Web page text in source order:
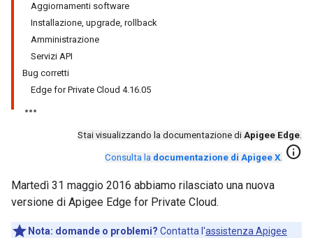
Aggiornamenti software
Installazione, upgrade, rollback
Amministrazione
Servizi API
Bug corretti
Edge for Private Cloud 4.16.05
Stai visualizzando la documentazione di Apigee Edge.
Consulta la documentazione di Apigee X. info
Martedì 31 maggio 2016 abbiamo rilasciato una nuova
versione di Apigee Edge for Private Cloud.
Nota: domande o problemi? Contatta l'assistenza Apigee